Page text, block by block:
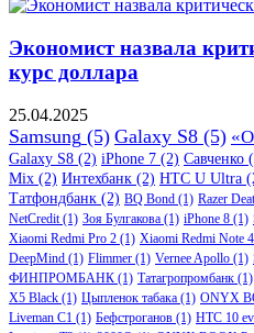
Экономист назвала
курс доллара
25.04.2025
Samsung (5) Galaxy S8 (5)
Galaxy S8 (2) iPhone 7 (2) Савченко
Mix (2) Интехбанк (2) HTC U Ultra
Татфондбанк (2) BQ Bond (1) Razer
NetCredit (1) Зоя Булгакова (1) iPhone 8 (1)
Xiaomi Redmi Pro 2 (1) Xiaomi Redmi Note
DeepMind (1) Flimmer (1) Vernee Apollo (1)
ФИНПРОМБАНК (1) Татагропромбанк (1)
X5 Black (1) Цыпленок табака (1) ONYX
Liveman C1 (1) Бефстроганов (1) HTC 10